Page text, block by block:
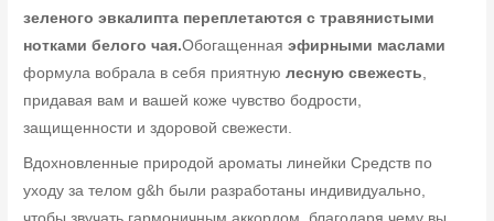
зеленого эвкалипта переплетаются с травянистыми
нотками белого чая.Обогащеннаяэфирными маслами
формула вобрала в себя приятнуюлесную свежесть
придавая вам и вашей коже чувство бодрости,
защищенности и здоровой свежести.
Вдохновленные природой ароматы линейки Средств по
уходу за телом g&h были разработаны индивидуально,